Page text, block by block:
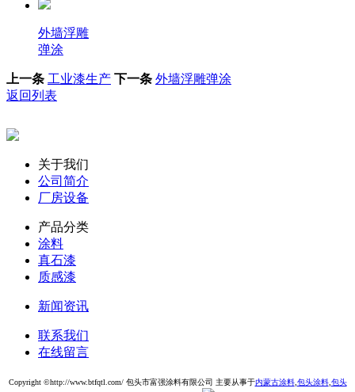
外墙浮雕
弹涂
上一条 工业漆生产 下一条 外墙浮雕弹涂
返回列表
关于我们
公司简介
厂房设备
产品分类
涂料
真石漆
质感漆
新闻资讯
联系我们
在线留言
Copyright ©http://www.btfqtl.com/ 包头市富强涂料有限公司 主要从事于内蒙古涂料, 包头涂料, 包头